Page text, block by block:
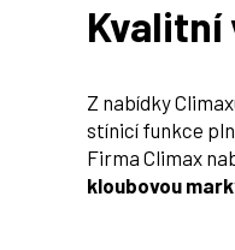
Kvalitní
Z nabídky
stínicí funkce
Firma Climax
kloubovou